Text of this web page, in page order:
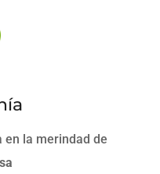
en la merindad de